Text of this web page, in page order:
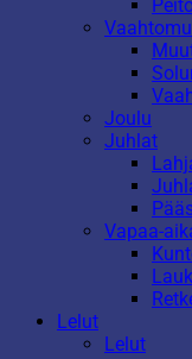
Joulu
Juhlat
Vapaa-
Lelut
Lelut